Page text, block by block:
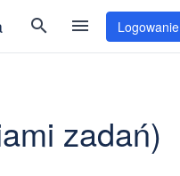
search menu Logowanie
zadań)